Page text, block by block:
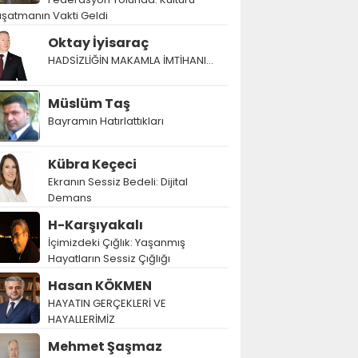
Vakti Geldi
Oktay İyisaraç
HADSİZLİĞİN MAKAMLA İMTİHANI…
Müslüm Taş
Bayramın Hatırlattıkları
Kübra Keçeci
Ekranın Sessiz Bedeli: Dijital
Demans
H-Karşıyakalı
İçimizdeki Çığlık: Yaşanmış
Hayatların Sessiz Çığlığı
Hasan KÖKMEN
HAYATIN GERÇEKLERİ VE
HAYALLERİMİZ
Mehmet Şaşmaz